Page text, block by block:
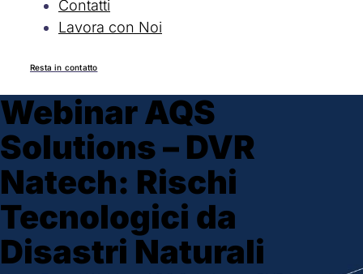
Contatti
Lavora con Noi
Resta in contatto
Webinar AQS
Solutions – DVR
Natech: Rischi
Tecnologici da
Disastri Naturali